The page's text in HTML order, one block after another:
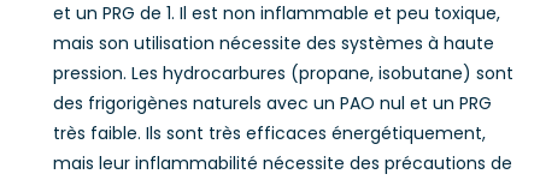
et un PRG de 1. Il est non inflammable et peu toxique,
mais son utilisation nécessite des systèmes à haute
pression. Les hydrocarbures (propane, isobutane) sont
des frigorigènes naturels avec un PAO nul et un PRG
très faible. Ils sont très efficaces énergétiquement,
mais leur inflammabilité nécessite des précautions de